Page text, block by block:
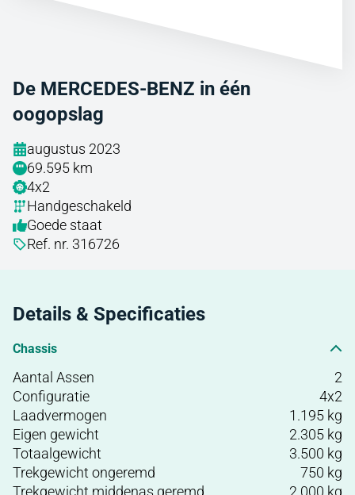
De MERCEDES-BENZ in één
oogopslag
augustus 2023
69.595 km
4x2
Handgeschakeld
Goede staat
Ref. nr. 316726
Details & Specificaties
Chassis
Aantal Assen
2
Configuratie
4x2
Laadvermogen
1.195 kg
Eigen gewicht
2.305 kg
Totaalgewicht
3.500 kg
Trekgewicht ongeremd
750 kg
Trekgewicht middenas geremd
2.000 kg